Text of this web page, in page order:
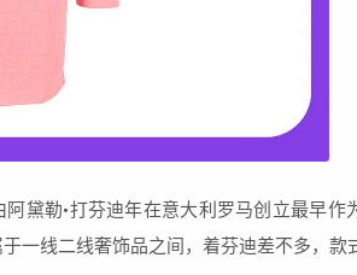
黛勒·打芬迪年在意大利罗马创立最早作
一线二线奢饰品之间，着芬迪差不多，款